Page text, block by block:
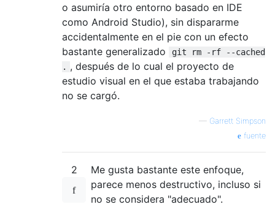
o asumiría otro entorno basado en IDE
como Android Studio), sin dispararme
accidentalmente en el pie con un efecto
bastante generalizado
git rm -rf --cached
. , después de lo cual el proyecto de
estudio visual en el que estaba trabajando
no se cargó.
— Garrett Simpson
fuente
2
Me gusta bastante este enfoque,
parece menos destructivo, incluso si
no se considera "adecuado".